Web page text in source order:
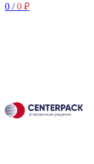
0 / 0 ₽